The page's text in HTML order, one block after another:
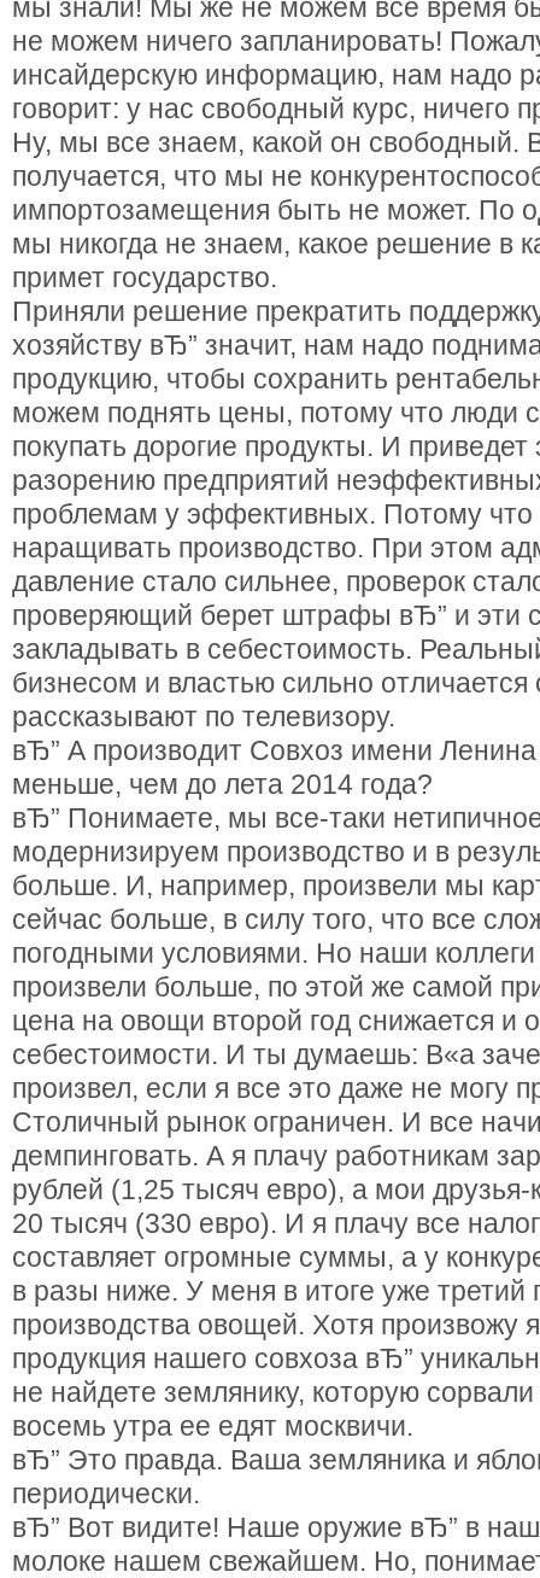
мы знали! Мы же не можем все время
не можем ничего запланировать!
инсайдерскую информацию, нам надо
говорит: у нас свободный курс, ничего
Ну, мы все знаем, какой он свободный.
получается, что мы не
импортозамещения быть не может. По
мы никогда не знаем, какое решение в
примет государство.
Приняли решение прекратить
хозяйству вЂ” значит, нам надо
продукцию, чтобы сохранить
можем поднять цены, потому что люди
покупать дорогие продукты. И приведет
разорению предприятий
проблемам у эффективных. Потому что
наращивать производство. При этом
давление стало сильнее, проверок
проверяющий берет штрафы вЂ” и эти
закладывать в себестоимость.
бизнесом и властью сильно отличается
рассказывают по телевизору.
вЂ” А производит Совхоз имени
меньше, чем до лета 2014 года?
вЂ” Понимаете, мы все-таки
модернизируем производство и в
больше. И, например, произвели мы
сейчас больше, в силу того, что все
погодными условиями. Но наши
произвели больше, по этой же самой
цена на овощи второй год снижается и
себестоимости. И ты думаешь: В«а
произвел, если я все это даже не могу
Столичный рынок ограничен. И все
демпинговать. А я плачу работникам
рублей (1,25 тысяч евро), а мои друзья-
20 тысяч (330 евро). И я плачу все
составляет огромные суммы, а у
в разы ниже. У меня в итоге уже третий
производства овощей. Хотя произвожу
продукция нашего совхоза вЂ”
не найдете землянику, которую
восемь утра ее едят москвичи.
вЂ” Это правда. Ваша земляника и
периодически.
вЂ” Вот видите! Наше оружие вЂ” в
молоке нашем свежайшем. Но,